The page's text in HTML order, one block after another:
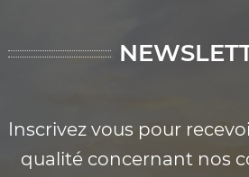
Inscrivez vous pour
qualité concernant nos